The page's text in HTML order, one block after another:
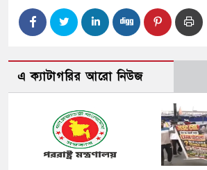
এ ক্যাটাগরির আরো নিউজ